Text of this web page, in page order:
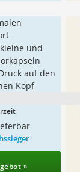
und
auf den
Kopf
»